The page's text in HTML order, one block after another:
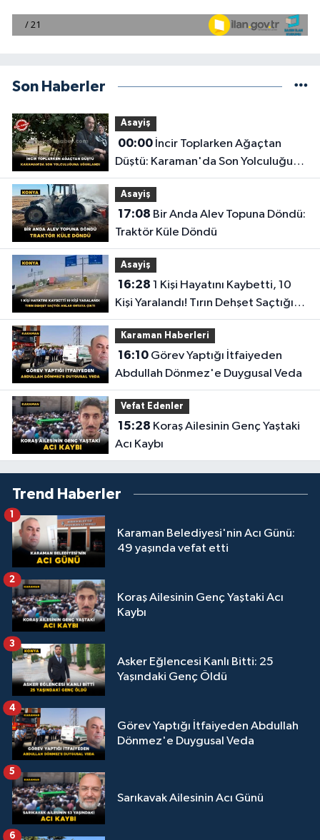
Son Haberler
Asayiş
00:00İncir Toplarken Ağaçtan
Düştü: Karaman'da Son Yolculuğuna
Uğurlandı
Asayiş
17:08
Traktör Küle Döndü
Asayiş
16:28
Kişi Yaralandı! Tırın Dehşet Saçtığı
Anlar Ortaya Çıktı
Karaman Haberleri
16:10Görev Yaptığı İtfaiyeden
Abdullah Dönmez'e Duygusal Veda
Vefat Edenler
15:28
Acı Kaybı
Trend Haberler
Karaman Belediyesi'nin Acı Günü:
49 yaşında vefat etti
1
Koraş Ailesinin Genç Yaştaki Acı
Kaybı
2
Asker Eğlencesi Kanlı Bitti: 25
Yaşındaki Genç Öldü
3
Görev Yaptığı İtfaiyeden Abdullah
Dönmez'e Duygusal Veda
4
Sarıkavak Ailesinin Acı Günü
5
6